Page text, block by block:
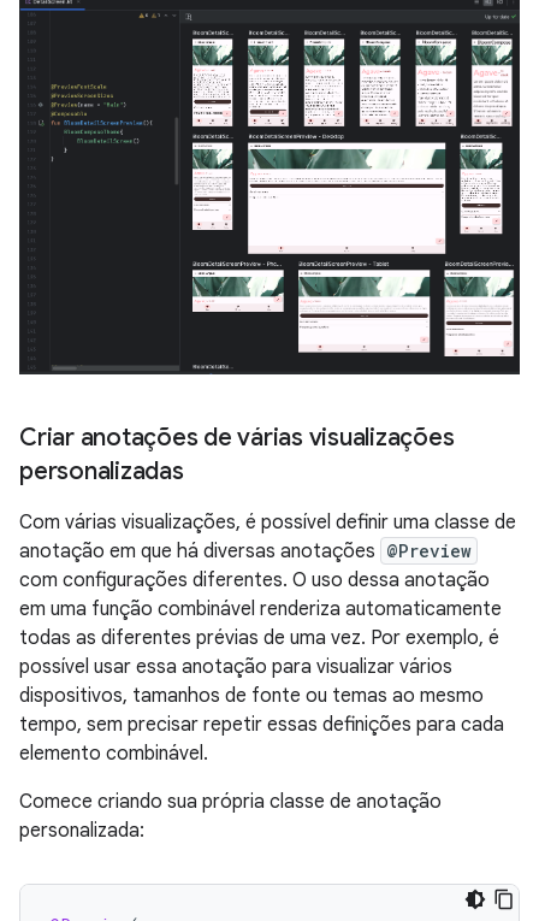
Criar anotações de várias visualizações
personalizadas
Com várias visualizações, é possível definir uma classe de
anotação em que há diversas anotações @Preview
com configurações diferentes. O uso dessa anotação
em uma função combinável renderiza automaticamente
todas as diferentes prévias de uma vez. Por exemplo, é
possível usar essa anotação para visualizar vários
dispositivos, tamanhos de fonte ou temas ao mesmo
tempo, sem precisar repetir essas definições para cada
elemento combinável.
Comece criando sua própria classe de anotação
personalizada: